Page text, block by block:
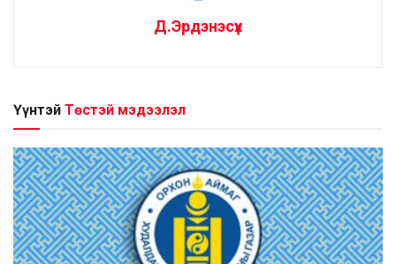
Д.Эрдэнэсүх
Үүнтэй Төстэй мэдээлэл